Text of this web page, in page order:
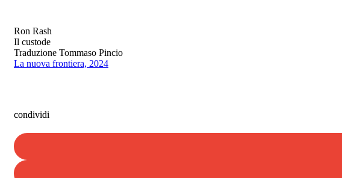
Ron Rash
Il custode
Traduzione Tommaso Pincio
La nuova frontiera, 2024
condividi